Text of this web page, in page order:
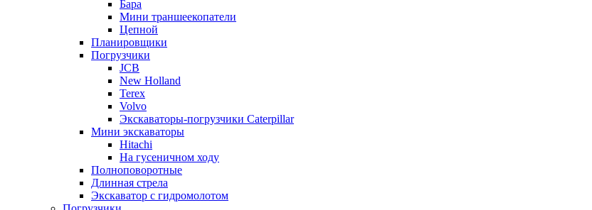
Бара
Мини траншеекопатели
Цепной
Планировщики
Погрузчики
JCB
New Holland
Terex
Volvo
Экскаваторы-погрузчики Caterpillar
Мини экскаваторы
Hitachi
На гусеничном ходу
Полноповоротные
Длинная стрела
Экскаватор с гидромолотом